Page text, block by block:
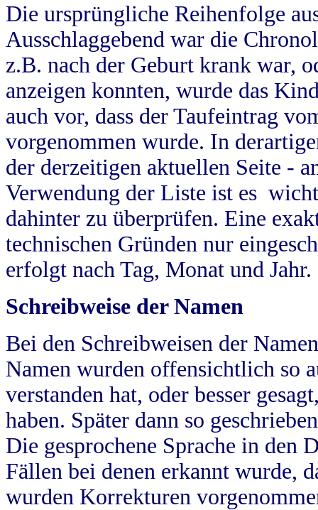
Die ursprüngliche Reihenfolge
Ausschlaggebend war die
z.B. nach der Geburt krank war,
anzeigen konnten, wurde das
auch vor, dass der Taufeintrag
vorgenommen wurde. In
der derzeitigen aktuellen Seite -
Verwendung der Liste ist es
dahinter zu überprüfen. Eine
technischen Gründen nur
erfolgt nach Tag, Monat und Jahr.
Schreibweise der Namen
Bei den Schreibweisen der
Namen wurden offensichtlich so
verstanden hat, oder besser
haben. Später dann so
Die gesprochene Sprache in
Fällen bei denen erkannt wurde,
wurden Korrekturen